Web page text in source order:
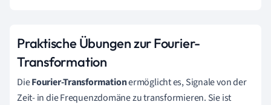
Praktische Übungen zur Fourier-
Transformation
DieFourier-Transformationermöglicht es, Signale von der
Zeit- in die Frequenzdomäne zu transformieren. Sie ist